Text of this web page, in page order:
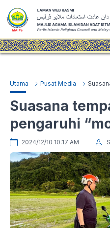
Utama Pusat Media
Suasana
pengaruhi
2024/12/10 10:17 AM